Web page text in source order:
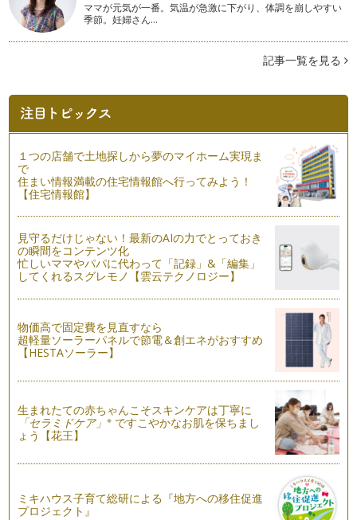
和の暦
和の文化や日本の伝統行事を語る時、切っても切れないのが旧
暦といわれる和の暦ですね。 …
早くも鏡開きとなりましたが、皆様、お正月をいかがお過ごし
になられたでしょう？お正月は子ども…
和の宗教
日本の多くのママたちは、新しい命を授かったら、神社で腹帯
をもらい、 『天の神様、仏…
日本舞踊
お子さまの習い事に日本舞踊はいかがですか？ 和のリ…
紅葉
紅葉は日本文化！ と、渡米するまでは、勝手に思い込んでい
た私・・・ …
七＋五＋三＝十五 そう、十五日は七五三。１１月の休日にな
ると、神社で目に…
天高く馬肥ゆる秋。 ９月から１０月にかけて、園や学校、地
お辞儀
幼少の頃、『こんにちは』『ありがとう』『ごめんなさい』と
ママが元気が一番。気温が急激に下がり、体調を崩しやすい
季節。妊婦さん…
記事一覧を見る
１つの店舗で土地探しから夢のマイホーム実現ま
で
住まい情報満載の住宅情報館へ行ってみよう！
【住宅情報館】
見守るだけじゃない！最新のAIの力でとっておき
の瞬間をコンテンツ化
忙しいママやパパに代わって「記録」&「編集」
してくれるスグレモノ【雲云テクノロジー】
物価高で固定費を見直すなら
超軽量ソーラーパネルで節電＆創エネがおすすめ
【HESTAソーラー】
生まれたての赤ちゃんこそスキンケアは丁寧に
「セラミドケア」※ ですこやかなお肌を保ちまし
ょう【花王】
ミキハウス子育て総研による『地方への移住促進
プロジェクト』